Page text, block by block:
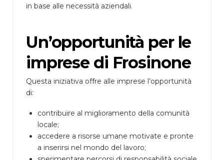
in base alle necessità aziendali.
Un’opportunità per le
imprese di Frosinone
Questa iniziativa offre alle imprese l’opportunità
di:
contribuire al miglioramento della comunità
locale;
accedere a risorse umane motivate e pronte
a inserirsi nel mondo del lavoro;